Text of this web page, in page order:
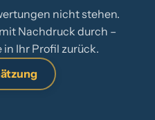
nicht stehen.
Nachdruck durch –
in Ihr Profil zurück.